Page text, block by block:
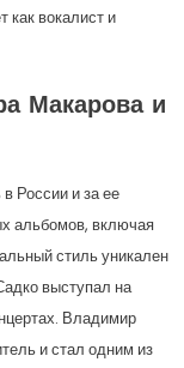
как вокалист и
Макарова и
России и за ее
альбомов, включая
стиль уникален
выступал на
Владимир
и стал одним из